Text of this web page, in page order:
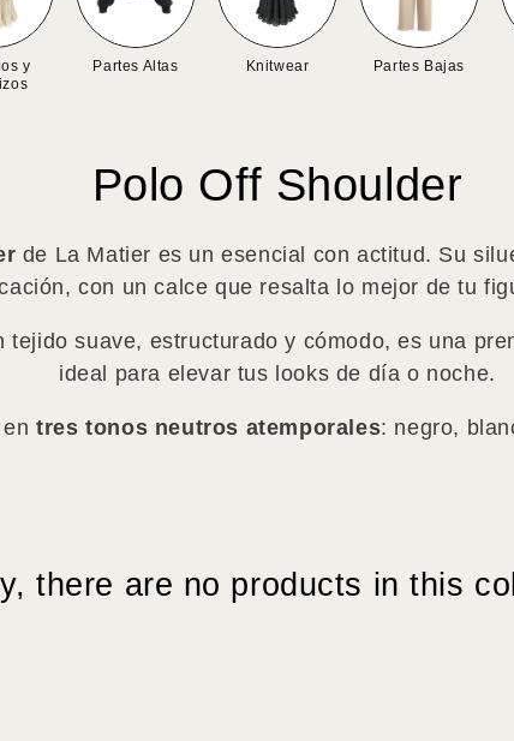
y
Partes Altas Knitwear Partes Bajas
Collection:
Polo Off Shoulder
de La Matier es un esencial con actitud. Su
con un calce que resalta lo mejor de tu
tejido suave, estructurado y cómodo, es una
ideal para elevar tus looks de día o noche.
entres tonos neutros atemporales: negro,
there are no products in this